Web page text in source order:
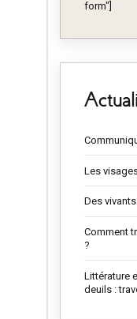
form"]
Les
Des
Comment
?
Littérature
deuils :